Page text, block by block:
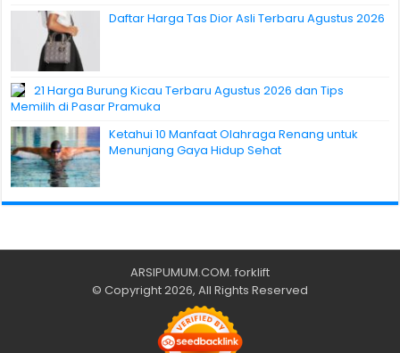
Daftar Harga Tas Dior Asli Terbaru Agustus 2026
21 Harga Burung Kicau Terbaru Agustus 2026 dan Tips
Memilih di Pasar Pramuka
Ketahui 10 Manfaat Olahraga Renang untuk
Menunjang Gaya Hidup Sehat
ARSIPUMUM.COM. forklift
© Copyright 2026, All Rights Reserved